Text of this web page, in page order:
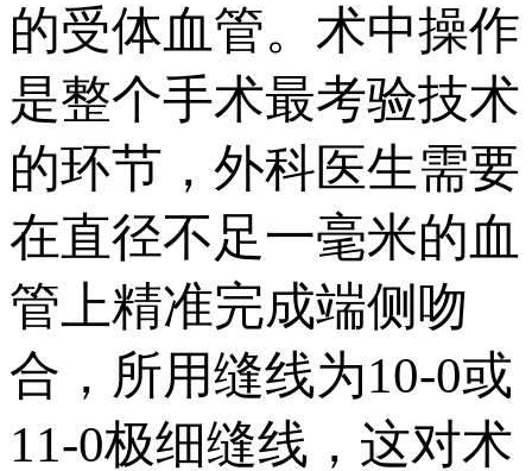
的受体血管。术中操作
是整个手术最考验技术
的环节，外科医生需要
在直径不足一毫米的血
管上精准完成端侧吻
合，所用缝线为10-0或
11-0极细缝线，这对术